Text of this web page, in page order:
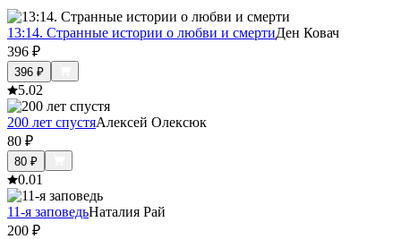
13:14. Странные истории о любви и смертиДен Ковач
396 ₽
396 ₽
5.02
200 лет спустяАлексей Олексюк
80 ₽
80 ₽
0.01
11-я заповедьНаталия Рай
200 ₽